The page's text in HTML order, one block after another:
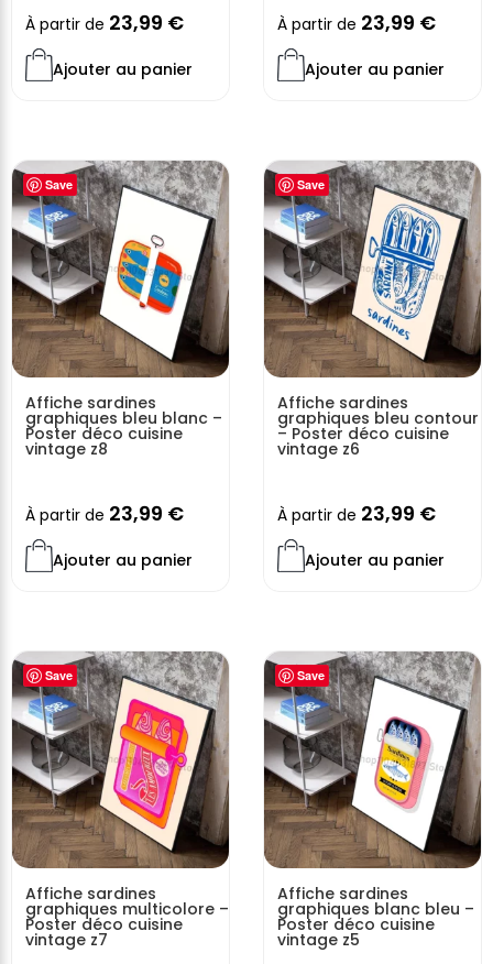
À partir de 23,99 €
Ajouter au panier
À partir de 23,99 €
Ajouter au panier
Save
Affiche sardines
graphiques bleu blanc –
Poster déco cuisine
vintage z8
À partir de 23,99 €
Ajouter au panier
Save
Affiche sardines
graphiques bleu contour
– Poster déco cuisine
vintage z6
À partir de 23,99 €
Ajouter au panier
Save
Affiche sardines
graphiques multicolore –
Poster déco cuisine
vintage z7
Save
Affiche sardines
graphiques blanc bleu –
Poster déco cuisine
vintage z5